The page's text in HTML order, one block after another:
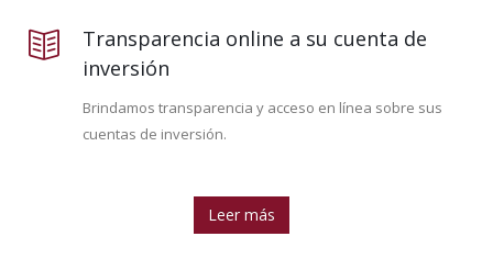
Transparencia online a su cuenta de
inversión
Brindamos transparencia y acceso en línea sobre sus
cuentas de inversión.
Leer más